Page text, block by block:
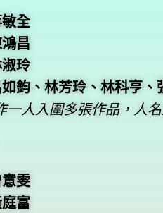
全
昌
玲
鈞、林芳玲、林科亨
一人入圍多張作品，人
雯
富